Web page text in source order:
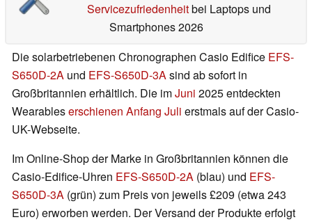
Servicezufriedenheitbei Laptops und
Smartphones 2026
Die solarbetriebenen Chronographen Casio Edifice EFS-
S650D-2A und EFS-S650D-3Asind ab sofort in
Großbritannien erhältlich. Die imJuni 2025 entdeckten
Wearableserschienen Anfang Juli erstmals auf der Casio-
UK-Webseite.
Im Online-Shop der Marke in Großbritannien können die
Casio-Edifice-Uhren EFS-S650D-2A (blau) und EFS-
S650D-3A (grün) zum Preis von jeweils £209 (etwa 243
Euro) erworben werden. Der Versand der Produkte erfolgt